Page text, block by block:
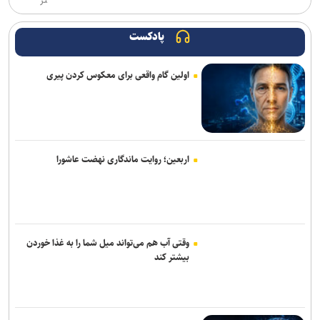
پادکست
اولین گام واقعی برای معکوس کردن پیری
اربعین؛ روایت ماندگاری نهضت عاشورا
وقتی آب هم می‌تواند میل شما را به غذا خوردن
بیشتر کند